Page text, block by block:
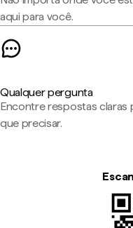
aqui para você.
Qualquer pergunta
Encontre respostas claras
que precisar.